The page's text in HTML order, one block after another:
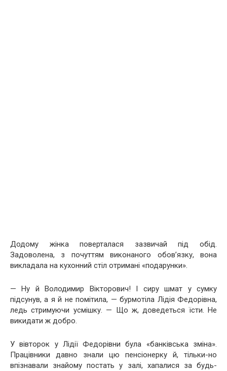
Додому жінка поверталася зазвичай під обід.
Задоволена, з почуттям виконаного обов’язку, вона
викладала на кухонний стіл отримані «подарунки».
— Ну й Володимир Вікторович! І сиру шмат у сумку
підсунув, а я й не помітила, — бурмотіла Лідія Федорівна,
ледь стримуючи усмішку. — Що ж, доведеться їсти. Не
викидати ж добро.
У вівторок у Лідії Федорівни була «банківська зміна».
Працівники давно знали цю пенсіонерку й, тільки-но
впізнавали знайому постать у залі, хапалися за будь-